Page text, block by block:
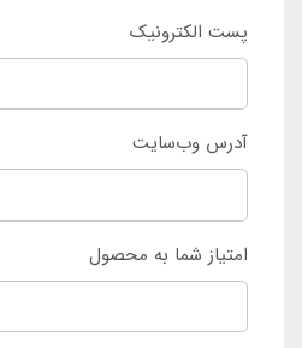
پست الکترونیک
آدرس وب‌سایت
امتیاز شما به محصول